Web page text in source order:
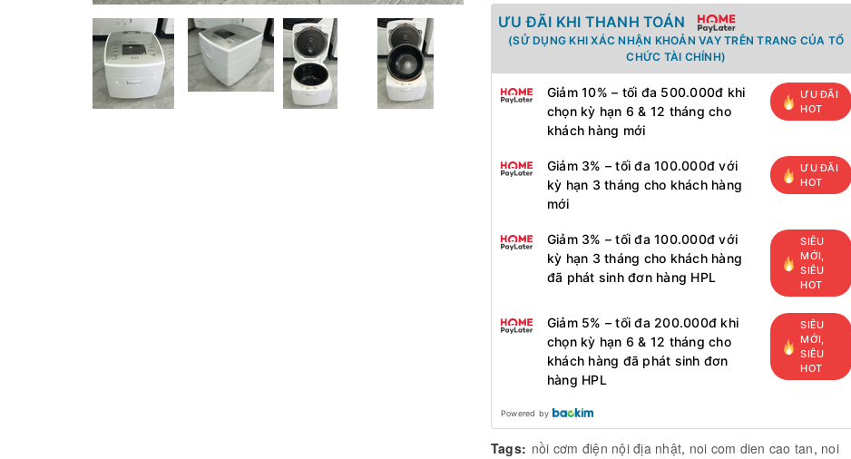
ƯU ĐÃI KHI THANH TOÁN
(SỬ DỤNG KHI XÁC NHẬN KHOẢN VAY TRÊN TRANG CỦA TỔ
CHỨC TÀI CHÍNH)
Giảm 10% – tối đa 500.000đ khi
chọn kỳ hạn 6 & 12 tháng cho
khách hàng mới
ƯU ĐÃI
HOT
Giảm 3% – tối đa 100.000đ với
kỳ hạn 3 tháng cho khách hàng
mới
ƯU ĐÃI
HOT
Giảm 3% – tối đa 100.000đ với
kỳ hạn 3 tháng cho khách hàng
đã phát sinh đơn hàng HPL
SIÊU
MỚI,
SIÊU
HOT
Giảm 5% – tối đa 200.000đ khi
chọn kỳ hạn 6 & 12 tháng cho
khách hàng đã phát sinh đơn
hàng HPL
SIÊU
MỚI,
SIÊU
HOT
Powered by
Tags: nồi cơm điện nội địa nhật, noi com dien cao tan, noi